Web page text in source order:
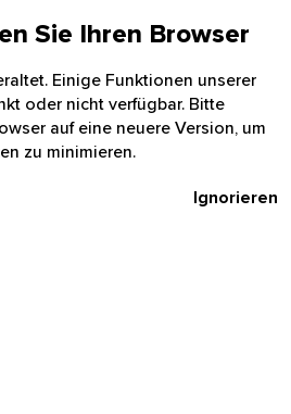
Sie Ihren Browser
Einige Funktionen unserer
oder nicht verfügbar. Bitte
auf eine neuere Version, um
zu minimieren.
Ignorieren